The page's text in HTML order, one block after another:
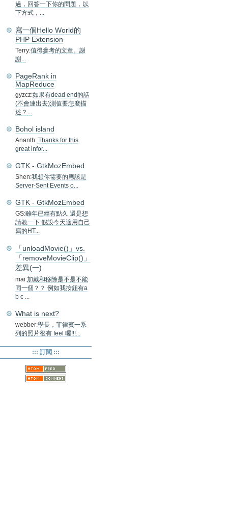
過，回答一下你的問題，以
下方式，...
寫一個Hello World的
PHP Extension
Terry:值得參考的文章。謝
謝...
PageRank in
MapReduce
gyzcz:如果有dead end的話
(不會連出去)測值要怎麼描
述？...
Bohol island
Ananth: Thanks for this
great infor...
GTK - GtkMozEmbed
Shen:我想你需要的應該是
Server-Sent Events o...
GTK - GtkMozEmbed
GS:雖年已經有點久 還是想
請教一下 假設今天適用自己
寫的HT...
「unloadMovie()」vs.
「removeMovieClip()」
差異(一)
mai:加戴和移除是不是不能
同一個？？ 例如我按鈕有a
b c ...
What is next?
webber:學長，菲律賓一系
列的照片很有 feel 喔!!!...
::: 訂閱 :::